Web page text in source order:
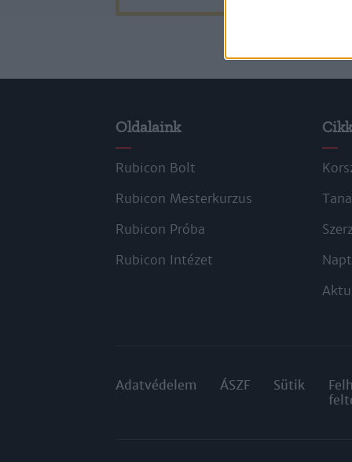
Oldalaink
Rubicon Bolt
Rubicon Mesterkurzus
Rubicon Próba
Rubicon Intézet
Adatvédelem ÁSZF Sütik